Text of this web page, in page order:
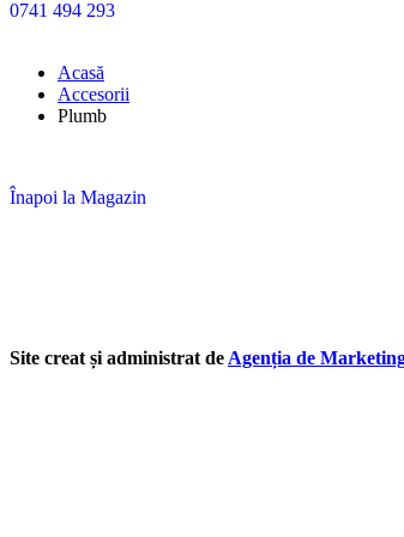
0741 494 293
Acasă
Accesorii
Plumb
Înapoi la Magazin
Site creat și administrat de Agenția de